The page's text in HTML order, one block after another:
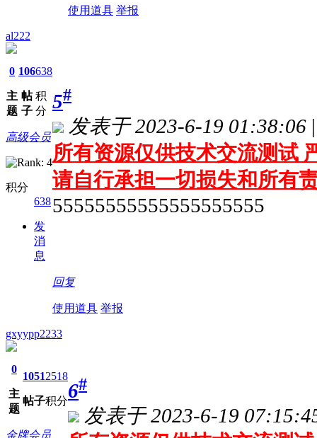
使用道具 举报
al222
0
主
题
106
帖
子
638
积
分
高级会员
积分
638
发
消
息
5#
发表于 2023-6-19 01:38:06 |
所有资源仅供技术交流测试
请自行承担一切损失和所有
55555555555555555555
回复
使用道具 举报
gxyypp2233
0
主
题
1051
帖子
2518
积分
金牌会员
6#
发表于 2023-6-19